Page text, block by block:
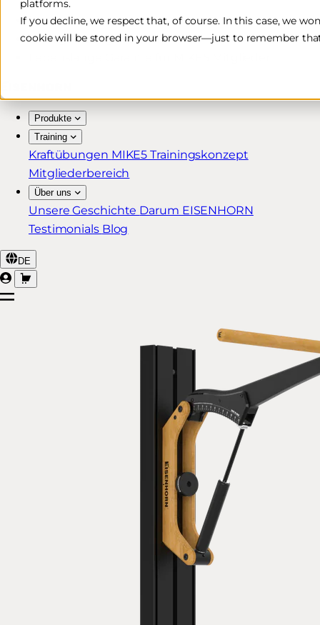
platforms.
If you decline, we respect that, of course. In this case, we
cookie will be stored in your browser—just to remember
Kostenlose & schnelle Lieferung*
30 Tage Rückgaberecht
Produkte
Training
Kraftübungen MIKE5 Trainingskonzept
Mitgliederbereich
Über uns
Unsere Geschichte Darum EISENHORN
Testimonials Blog
DE